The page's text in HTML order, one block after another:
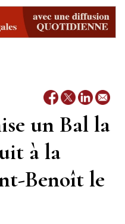
un Bal la
à la
Benoît le